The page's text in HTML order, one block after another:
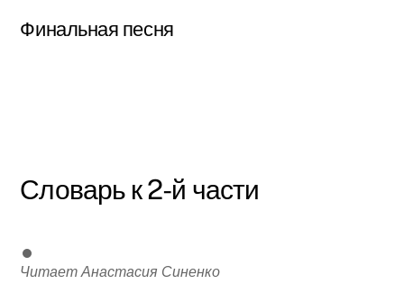
Финальная песня
Словарь к 2-й части
Читает Анастасия Синенко